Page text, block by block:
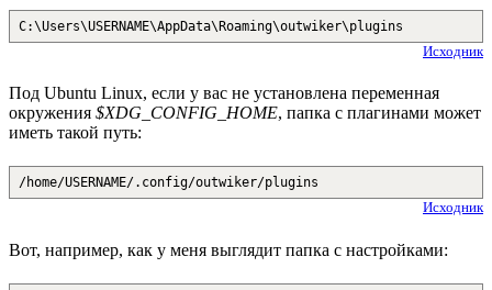
C:\Users\USERNAME\AppData\Roaming\outwiker\plugins
Исходник
Под Ubuntu Linux, если у вас не установлена переменная
окружения $XDG_CONFIG_HOME, папка с плагинами может
иметь такой путь:
/home/USERNAME/.config/outwiker/plugins
Исходник
Вот, например, как у меня выглядит папка с настройками: